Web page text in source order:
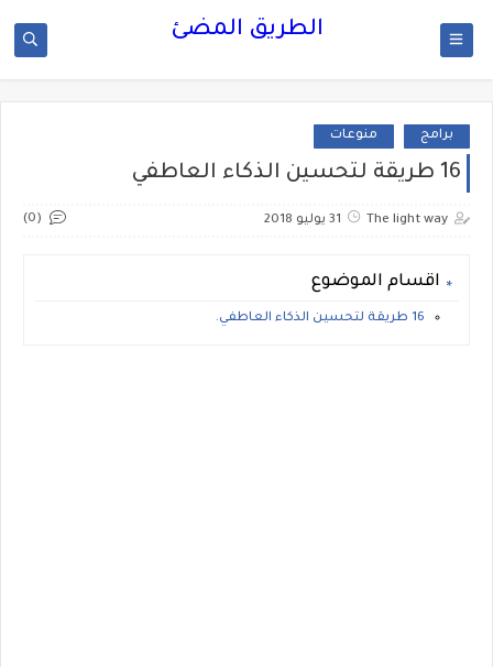
الطريق المضئ
برامج منوعات
16 طريقة لتحسين الذكاء العاطفي
The light way 31 يوليو 2018 (0)
اقسام الموضوع
16 طريقة لتحسين الذكاء العاطفي.